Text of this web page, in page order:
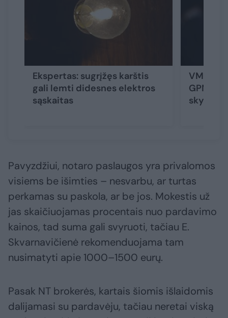
Ekspertas: sugrįžęs karštis
gali lemti didesnes elektros
sąskaitas
VMI:
GPM
skyrė
Pavyzdžiui, notaro paslaugos yra privalomos
visiems be išimties – nesvarbu, ar turtas
perkamas su paskola, ar be jos. Mokestis už
jas skaičiuojamas procentais nuo pardavimo
kainos, tad suma gali svyruoti, tačiau E.
Skvarnavičienė rekomenduojama tam
nusimatyti apie 1000–1500 eurų.
Pasak NT brokerės, kartais šiomis išlaidomis
dalijamasi su pardavėju, tačiau neretai viską